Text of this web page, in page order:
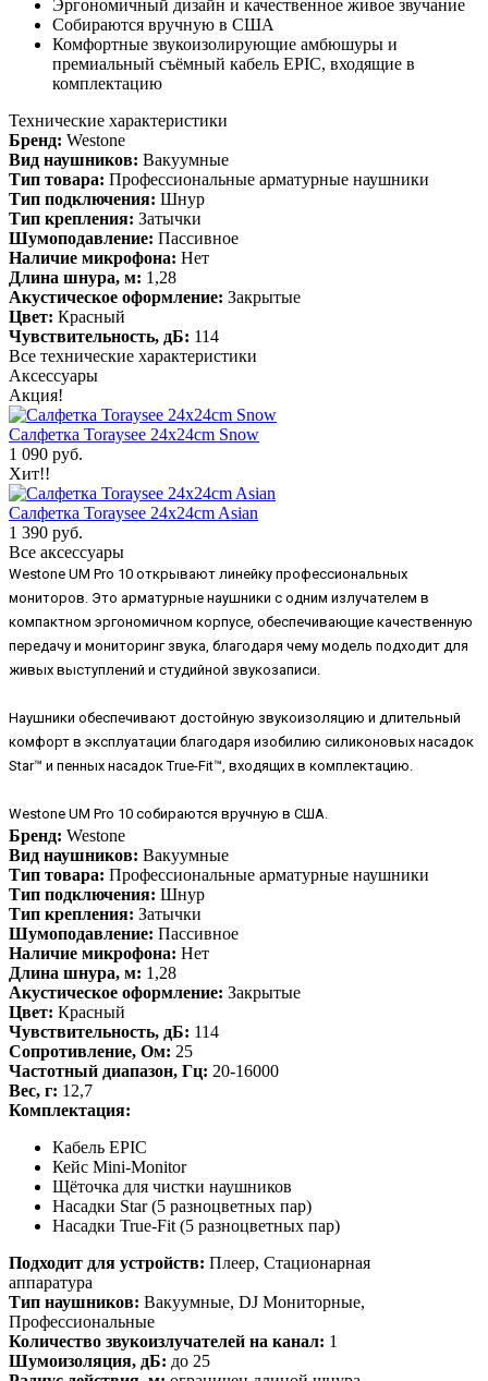
Эргономичный дизайн и качественное живое звучание
Собираются вручную в США
Комфортные звукоизолирующие амбюшуры и
премиальный съёмный кабель EPIC, входящие в
комплектацию
Технические характеристики
Бренд: Westone
Вид наушников: Вакуумные
Тип товара: Профессиональные арматурные наушники
Тип подключения: Шнур
Тип крепления: Затычки
Шумоподавление: Пассивное
Наличие микрофона: Нет
Длина шнура, м: 1,28
Акустическое оформление: Закрытые
Цвет: Красный
Чувствительность, дБ: 114
Все технические характеристики
Аксессуары
Акция!
Салфетка Toraysee 24x24cm Snow
1 090 руб.
Хит!!
Салфетка Toraysee 24x24cm Asian
1 390 руб.
Все аксессуары
Westone UM Pro 10 открывают линейку профессиональных
мониторов. Это арматурные наушники с одним излучателем в
компактном эргономичном корпусе, обеспечивающие качественную
передачу и мониторинг звука, благодаря чему модель подходит для
живых выступлений и студийной звукозаписи.
Наушники обеспечивают достойную звукоизоляцию и длительный
комфорт в эксплуатации благодаря изобилию силиконовых насадок
Star™ и пенных насадок True-Fit™, входящих в комплектацию.
Westone UM Pro 10 собираются вручную в США.
Бренд: Westone
Вид наушников: Вакуумные
Тип товара: Профессиональные арматурные наушники
Тип подключения: Шнур
Тип крепления: Затычки
Шумоподавление: Пассивное
Наличие микрофона: Нет
Длина шнура, м: 1,28
Акустическое оформление: Закрытые
Цвет: Красный
Чувствительность, дБ: 114
Сопротивление, Ом: 25
Частотный диапазон, Гц: 20-16000
Вес, г: 12,7
Комплектация:
Кабель EPIC
Кейс Mini-Monitor
Щёточка для чистки наушников
Насадки Star (5 разноцветных пар)
Насадки True-Fit (5 разноцветных пар)
Подходит для устройств: Плеер, Стационарная
аппаратура
Тип наушников: Вакуумные, DJ Мониторные,
Профессиональные
Количество звукоизлучателей на канал: 1
Шумоизоляция, дБ: до 25